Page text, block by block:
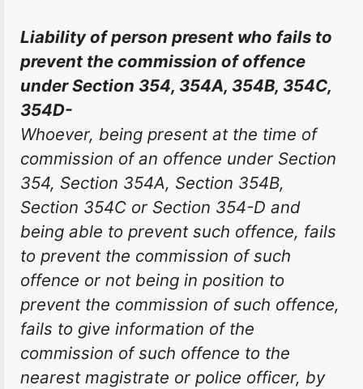
Liability of person present who fails to
prevent the commission of offence
under Section 354, 354A, 354B, 354C,
354D-
Whoever, being present at the time of
commission of an offence under Section
354, Section 354A, Section 354B,
Section 354C or Section 354-D and
being able to prevent such offence, fails
to prevent the commission of such
offence or not being in position to
prevent the commission of such offence,
fails to give information of the
commission of such offence to the
nearest magistrate or police officer, by